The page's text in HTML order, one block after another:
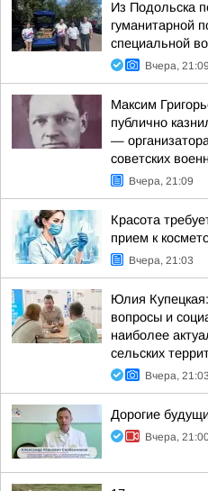
Из Подольска
гуманитарной
специальной
Вчера, 21:09
Максим
публично
—
советских
Вчера, 21:09
Красота
прием к
Вчера, 21:03
Юлия
вопросы и
наиболее
сельских
Вчера, 21:03
Дорогие
Вчера,